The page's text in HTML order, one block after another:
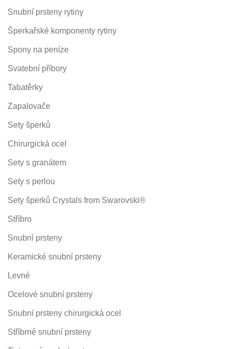
Snubní prsteny rytiny
Šperkařské komponenty rytiny
Spony na peníze
Svatební příbory
Tabatěrky
Zapalovače
Sety šperků
Chirurgická ocel
Sety s granátem
Sety s perlou
Sety šperků Crystals from Swarovski®
Stříbro
Snubní prsteny
Keramické snubní prsteny
Levné
Ocelové snubní prsteny
Snubní prsteny chirurgická ocel
Stříbrné snubní prsteny